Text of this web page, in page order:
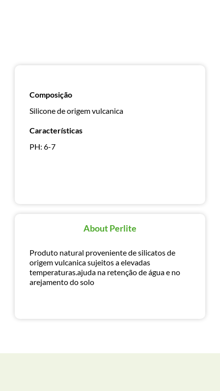
Composição
Silicone de origem vulcanica
Características
PH: 6-7
About Perlite
Produto natural proveniente de silicatos de
origem vulcanica sujeitos a elevadas
temperaturas.ajuda na retenção de água e no
arejamento do solo